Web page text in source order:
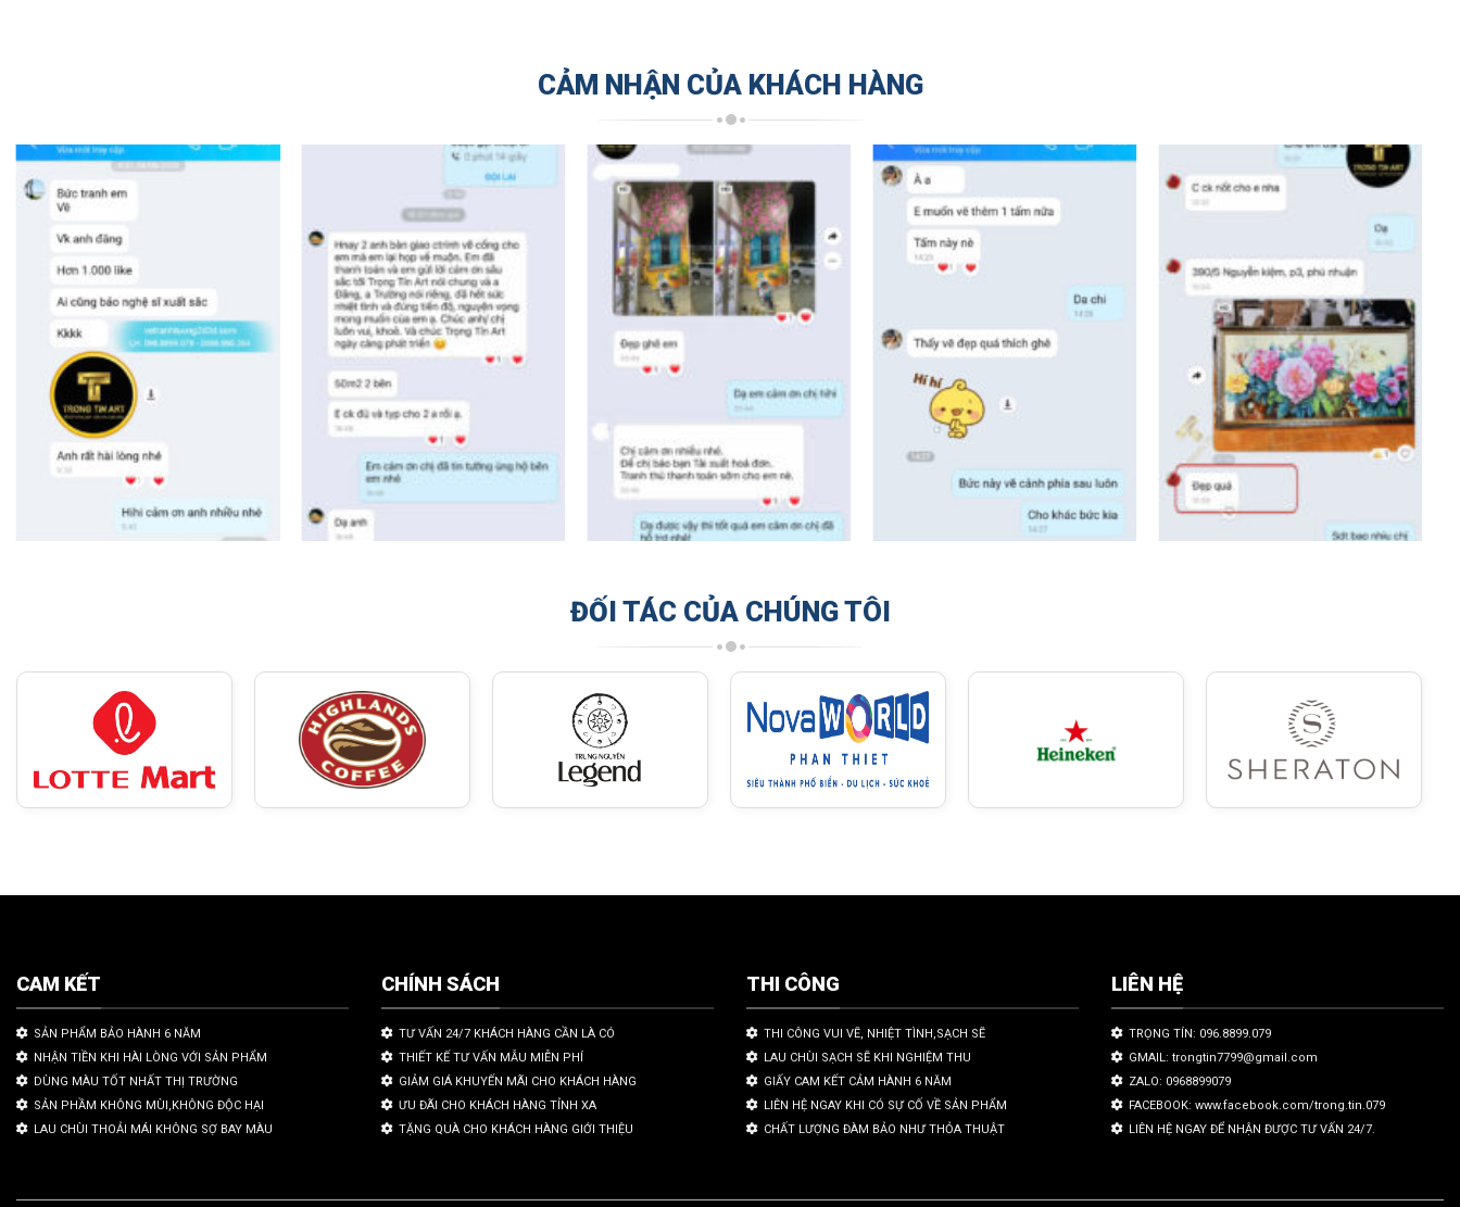
CẢM NHẬN CỦA KHÁCH HÀNG
ĐỐI TÁC CỦA CHÚNG TÔI
CAM KẾT
SẢN PHẨM BẢO HÀNH 6 NĂM
NHẬN TIỀN KHI HÀI LÒNG VỚI SẢN PHẨM
DÙNG MÀU TỐT NHẤT THỊ TRƯỜNG
SẢN PHẦM KHÔNG MÙI,KHÔNG ĐỘC HẠI
LAU CHÙI THOẢI MÁI KHÔNG SỢ BAY MÀU
CHÍNH SÁCH
TƯ VẤN 24/7 KHÁCH HÀNG CẦN LÀ CÓ
THIẾT KẾ TƯ VẤN MẪU MIỄN PHÍ
GIẢM GIÁ KHUYẾN MÃI CHO KHÁCH HÀNG
ƯU ĐÃI CHO KHÁCH HÀNG TỈNH XA
TẶNG QUÀ CHO KHÁCH HÀNG GIỚI THIỆU
THI CÔNG
THI CÔNG VUI VẼ, NHIỆT TÌNH,SẠCH SẼ
LAU CHÙI SẠCH SẼ KHI NGHIỆM THU
GIẤY CAM KẾT CẢM HÀNH 6 NĂM
LIÊN HỆ NGAY KHI CÓ SỰ CỐ VỀ SẢN PHẨM
CHẤT LƯỢNG ĐÀM BẢO NHƯ THỎA THUẬT
LIÊN HỆ
TRỌNG TÍN: 096.8899.079
GMAIL: trongtin7799@gmail.com
ZALO: 0968899079
FACEBOOK: www.facebook.com/trong.tin.079
LIÊN HỆ NGAY ĐỂ NHẬN ĐƯỢC TƯ VẤN 24/7.